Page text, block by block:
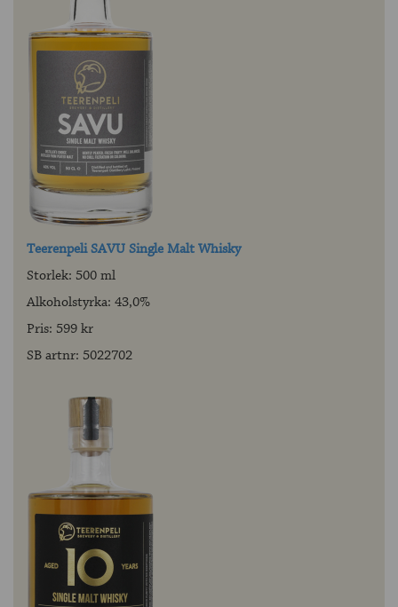
Teerenpeli SAVU Single Malt Whisky
Storlek: 500 ml
Alkoholstyrka: 43,0%
Pris: 599 kr
SB artnr: 5022702